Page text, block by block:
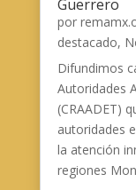
Guerrero
por
destacado,
Difundimos
Autoridades
(CRAADET)
autoridades
la atención
regiones